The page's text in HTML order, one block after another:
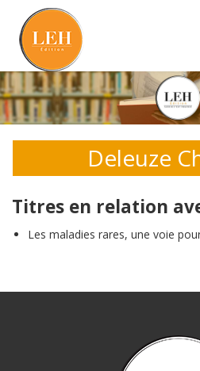
Deleuze
Titres en relation
Les maladies rares, une voie